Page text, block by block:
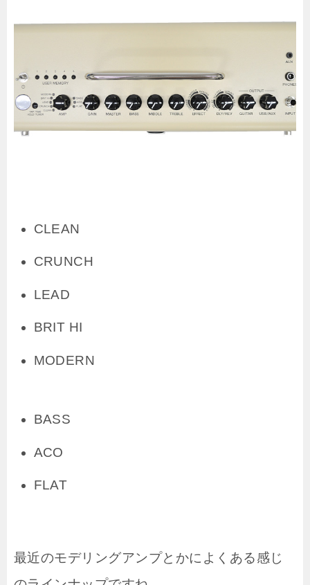
CLEAN
CRUNCH
LEAD
BRIT HI
MODERN
BASS
ACO
FLAT
最近のモデリングアンプとかによくある感じ